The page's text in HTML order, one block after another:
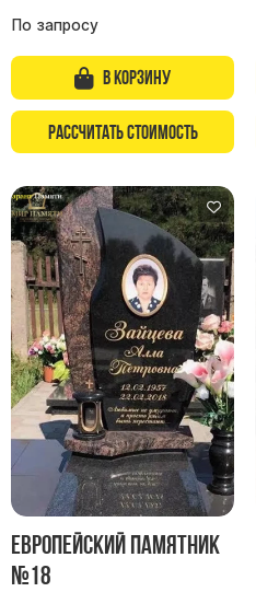
По запросу
В корзину
Рассчитать стоимость
Европейский памятник
№18